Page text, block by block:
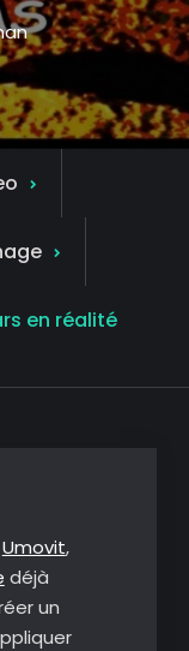
en réalité
Umovit,
déjà
un